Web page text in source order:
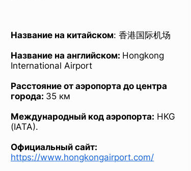
Название на китайском: 香港国际机场
Название на английском: Hongkong
International Airport
Расстояние от аэропорта до центра
города: 35 км
Международный код аэропорта: HKG
(IATA).
Официальный сайт:
https://www.hongkongairport.com/